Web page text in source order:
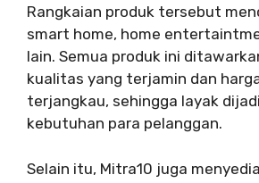
Rangkaian produk tersebut
smart home, home
lain. Semua produk ini
kualitas yang terjamin dan
terjangkau, sehingga layak
kebutuhan para pelanggan.
Selain itu, Mitra10 juga